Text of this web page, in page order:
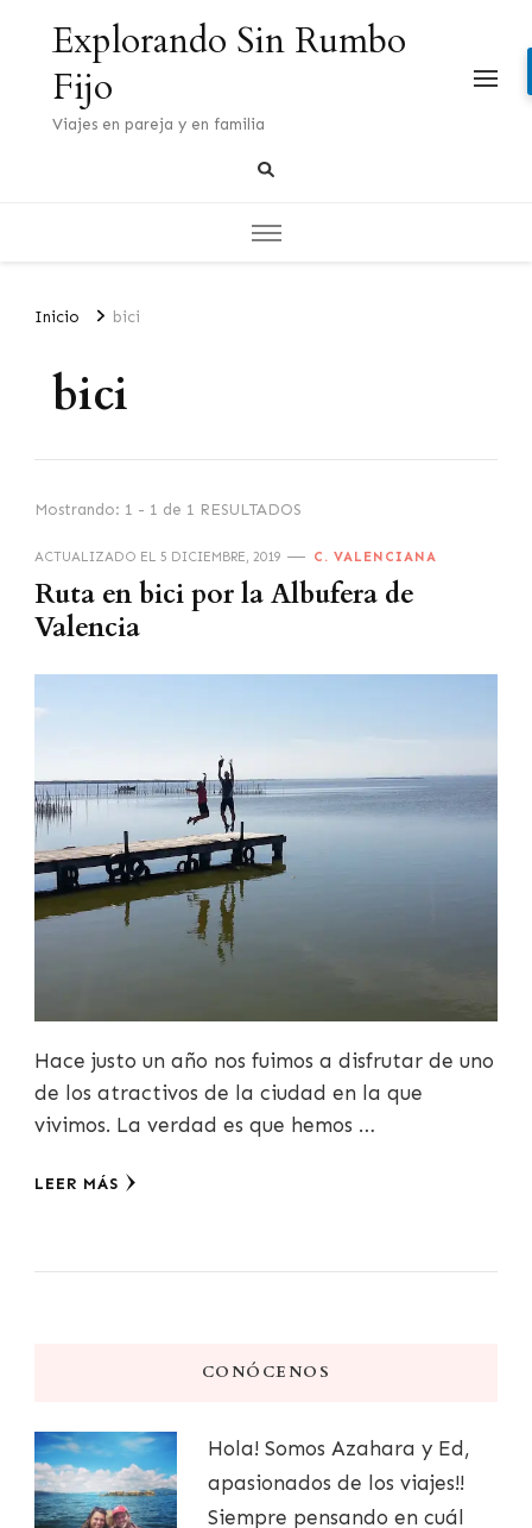
Explorando Sin Rumbo
Fijo
Viajes en pareja y en familia
Inicio bici
bici
Mostrando: 1 - 1 de 1 RESULTADOS
ACTUALIZADO EL 5 DICIEMBRE, 2019 C. VALENCIANA
Ruta en bici por la Albufera de
Valencia
Hace justo un año nos fuimos a disfrutar de uno
de los atractivos de la ciudad en la que
vivimos. La verdad es que hemos …
LEER MÁS
CONÓCENOS
Hola! Somos Azahara y Ed,
apasionados de los viajes!!
Siempre pensando en cuál